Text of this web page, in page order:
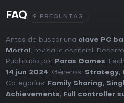
FAQ 9 PREGUNTAS
Antes de buscar una clave PC
Mortal , revisa lo esencial.
Publicado por Paras Games.
14 jun 2024. Géneros: Strategy,
Categorías:
Family Sharing,
Achievements, Full controller